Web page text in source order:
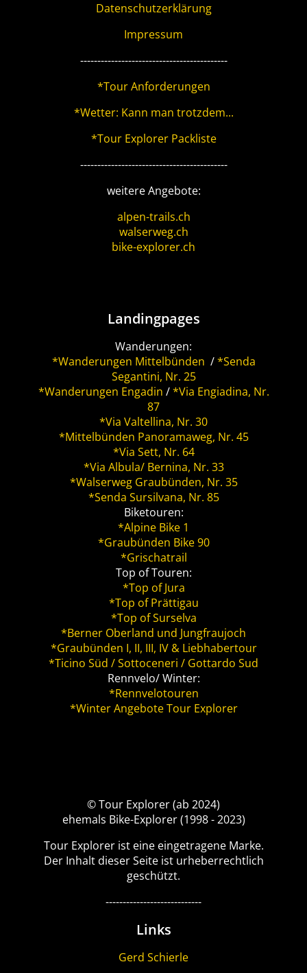
Datenschutzerklärung
Impressum
-------------------------------------------
*Tour Anforderungen
*Wetter: Kann man trotzdem...
*Tour Explorer Packliste
-------------------------------------------
weitere Angebote:
alpen-trails.ch
walserweg.ch
bike-explorer.ch
Landingpages
Wanderungen:
*Wanderungen Mittelbünden /*Senda
Segantini, Nr. 25
*Wanderungen Engadin /*Via Engiadina, Nr.
87
*Via Valtellina, Nr. 30
*Mittelbünden Panoramaweg, Nr. 45
*Via Sett, Nr. 64
*Via Albula/ Bernina, Nr. 33
*Walserweg Graubünden, Nr. 35
*Senda Sursilvana, Nr. 85
Biketouren:
*Alpine Bike 1
*Graubünden Bike 90
*Grischatrail
Top of Touren:
*Top of Jura
*Top of Prättigau
*Top of Surselva
*Berner Oberland und Jungfraujoch
*Graubünden I, II, III, IV & Liebhabertour
*Ticino Süd / Sottoceneri / Gottardo Sud
Rennvelo/ Winter:
*Rennvelotouren
*Winter Angebote Tour Explorer
© Tour Explorer (ab 2024)
ehemals Bike-Explorer (1998 - 2023)
Tour Explorer ist eine eingetragene Marke.
Der Inhalt dieser Seite ist urheberrechtlich
geschützt.
----------------------------
Links
Gerd Schierle